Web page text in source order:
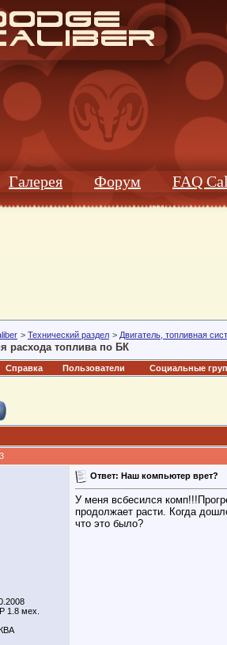
Галерея Форум FAQ
> Технический раздел > Двигатель, топливная
расхода топлива по БК
Справка Пользователи Социальные
1.8 мех.
Ответ: Наш компьютер врет?
У меня всбесился
продолжает расти. Когда
что это было?